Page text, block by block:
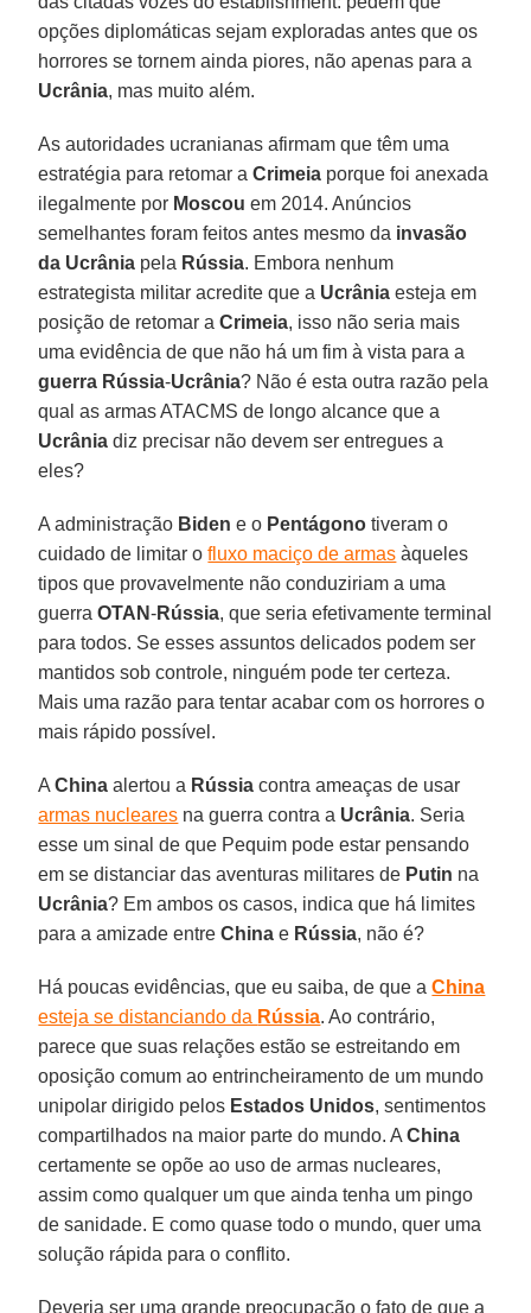
opções diplomáticas sejam exploradas antes que os
horrores se tornem ainda piores, não apenas para a
Ucrânia, mas muito além.
As autoridades ucranianas afirmam que têm uma
estratégia para retomar aCrimeia porque foi anexada
ilegalmente por Moscou em 2014. Anúncios
semelhantes foram feitos antes mesmo da invasão
da Ucrânia pela Rússia. Embora nenhum
estrategista militar acredite que a Ucrânia esteja em
posição de retomar aCrimeia, isso não seria mais
uma evidência de que não há um fim à vista para a
guerra Rússia-Ucrânia? Não é esta outra razão pela
qual as armas ATACMS de longo alcance que a
Ucrânia diz precisar não devem ser entregues a
eles?
A administração Biden e o Pentágono tiveram o
cuidado de limitar o fluxo maciço de armas àqueles
tipos que provavelmente não conduziriam a uma
guerra OTAN-Rússia, que seria efetivamente terminal
para todos. Se esses assuntos delicados podem ser
mantidos sob controle, ninguém pode ter certeza.
Mais uma razão para tentar acabar com os horrores o
mais rápido possível.
AChina alertou a Rússia contra ameaças de usar
armas nucleares na guerra contra a Ucrânia. Seria
esse um sinal de que Pequim pode estar pensando
em se distanciar das aventuras militares de Putin na
Ucrânia? Em ambos os casos, indica que há limites
para a amizade entreChina e Rússia, não é?
Há poucas evidências, que eu saiba, de que aChina
esteja se distanciando da Rússia. Ao contrário,
parece que suas relações estão se estreitando em
oposição comum ao entrincheiramento de um mundo
unipolar dirigido pelos Estados Unidos, sentimentos
compartilhados na maior parte do mundo. AChina
certamente se opõe ao uso de armas nucleares,
assim como qualquer um que ainda tenha um pingo
de sanidade. E como quase todo o mundo, quer uma
solução rápida para o conflito.
Deveria ser uma grande preocupação o fato de que a